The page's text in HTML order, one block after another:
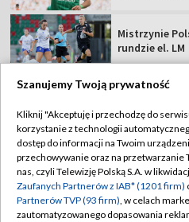
Mistrzynie
rundzie el. LM
Biuro
Polityka
Moje
Szanujemy Twoją prywatność
Kliknij "Akceptuję i przechodzę do
korzystanie z technologii
dostęp do informacji na Twoim
przechowywanie oraz na przetwarzanie
nas, czyli Telewizję Polską S.A. w
Zaufanych Partnerów z IAB* (1201 firm)
Partnerów TVP (93 firm), w celach
zautomatyzowanego dopasowania